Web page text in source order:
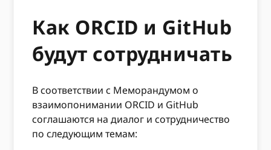
Как ORCID и GitHub
будут сотрудничать
В соответствии с Меморандумом о
взаимопонимании ORCID и GitHub
соглашаются на диалог и сотрудничество
по следующим темам: